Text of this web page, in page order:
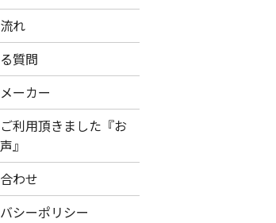
れ
質問
ーカー
利用頂きました『お
』
わせ
シーポリシー